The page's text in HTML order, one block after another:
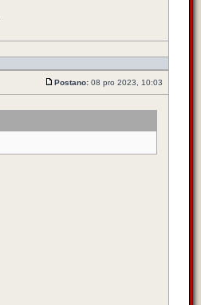
Postano: 08 pro 2023, 10:03